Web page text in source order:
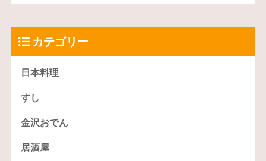
カテゴリー
日本料理
すし
金沢おでん
居酒屋